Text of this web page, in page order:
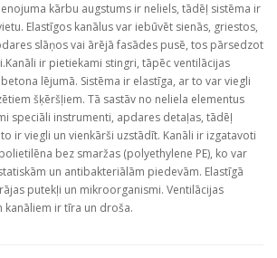
kārbu augstums ir neliels, tādēļ sistēma ir
Elastīgos kanālus var iebūvēt sienās, griestos,
slāņos vai ārējā fasādes pusē, tos pārsedzot
ir pietiekami stingri, tāpēc ventilācijas
lējumā. Sistēma ir elastīga, ar to var viegli
šķēršļiem. Tā sastāv no neliela elementus
speciāli instrumenti, apdares detaļas, tādēļ
ir viegli un vienkārši uzstādīt. Kanāli ir izgatavoti
bez smaržas (polyethylene PE), ko var
un antibakteriālām piedevām. Elastīgā
putekļi un mikroorganismi. Ventilācijas
kanāliem ir tīra un droša.